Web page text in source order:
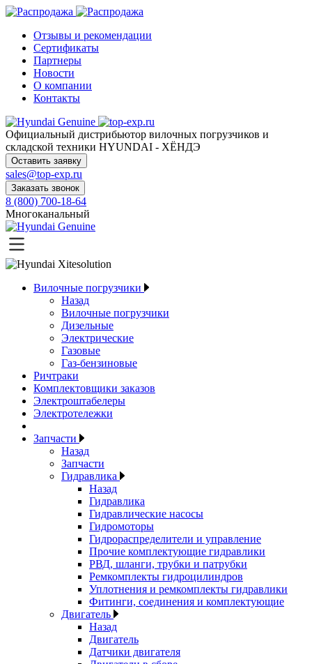
Отзывы и рекомендации
Сертификаты
Партнеры
Новости
О компании
Контакты
Официальный дистрибьютор вилочных погрузчиков и
складской техники HYUNDAI - ХЁНДЭ
Оставить заявку
sales@top-exp.ru
Заказать звонок
8 (800) 700-18-64
Многоканальный
Вилочные погрузчики
Назад
Вилочные погрузчики
Дизельные
Электрические
Газовые
Газ-бензиновые
Ричтраки
Комплектовщики заказов
Электроштабелеры
Электротележки
Запчасти
Назад
Запчасти
Гидравлика
Назад
Гидравлика
Гидравлические насосы
Гидромоторы
Гидрораспределители и управление
Прочие комплектующие гидравлики
РВД, шланги, трубки и патрубки
Ремкомплекты гидроцилиндров
Уплотнения и ремкомплекты гидравлики
Фитинги, соединения и комплектующие
Двигатель
Назад
Двигатель
Датчики двигателя